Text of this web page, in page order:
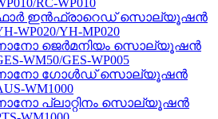
RC-WP010
ഇൻഫ്രാറെഡ് സൊല്യൂഷൻ
WP020/YH-MP020
ജെർമനിയം സൊല്യൂഷൻ
WM50/GES-WP005
ഗോൾഡ് സൊല്യൂഷൻ
WM1000
പ്ലാറ്റിനം സൊല്യൂഷൻ